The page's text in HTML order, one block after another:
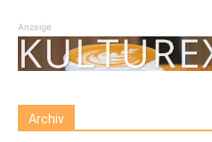
Anzeige
Archiv